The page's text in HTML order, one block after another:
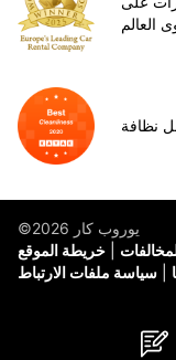
العالم
©يوروب كار 2026
خريطة الموقع
سياسة ملفات الارتباط